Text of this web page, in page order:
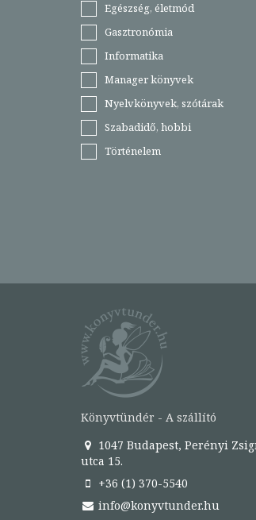
Egészség, életmód
Gasztronómia
Informatika
Manager könyvek
Nyelvkönyvek, szótárak
Szabadidő, hobbi
Történelem
Könyvtündér - A szállító
1047 Budapest, Perényi
utca 15.
+36 (1) 370-5540
info@konyvtunder.hu